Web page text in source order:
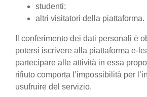
studenti;
altri visitatori della piattaforma.
Il conferimento dei dati personali è
potersi iscrivere alla piattaforma e-
partecipare alle attività in essa
rifiuto comporta l’impossibilità per
usufruire del servizio.